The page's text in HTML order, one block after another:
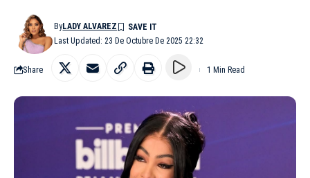
Last Updated: 23 De Octubre De 2025 22:32
ByLADY ALVAREZ
Share 1 Min Read